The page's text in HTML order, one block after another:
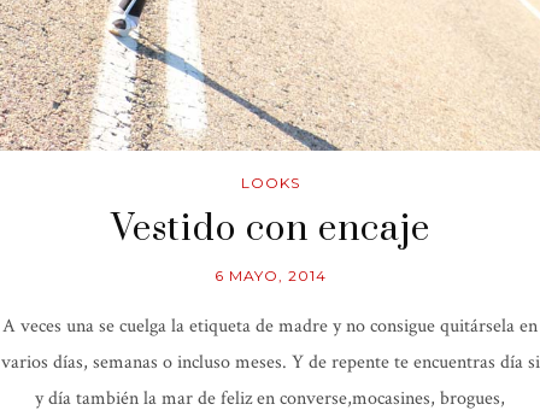
LOOKS
Vestido con encaje
6 MAYO, 2014
A veces una se cuelga la etiqueta de madre y no consigue quitársela en
varios días, semanas o incluso meses. Y de repente te encuentras día si
y día también la mar de feliz en converse,mocasines, brogues,